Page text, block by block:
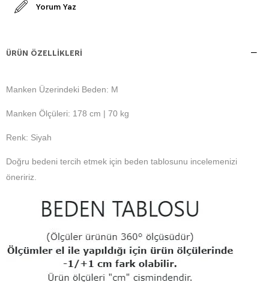
Yorum Yaz
ÜRÜN ÖZELLIKLERI
Manken Üzerindeki Beden: M
Manken Ölçüleri: 178 cm | 70 kg
Renk: Siyah
Doğru bedeni tercih etmek için beden tablosunu incelemenizi
öneririz.